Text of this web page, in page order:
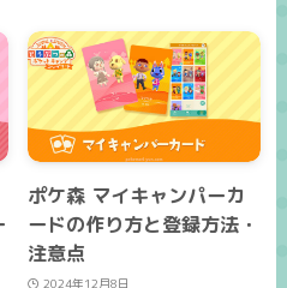
ポケ森 マイキャンパーカ
ードの作り方と登録方法・
注意点
2024年12月8日